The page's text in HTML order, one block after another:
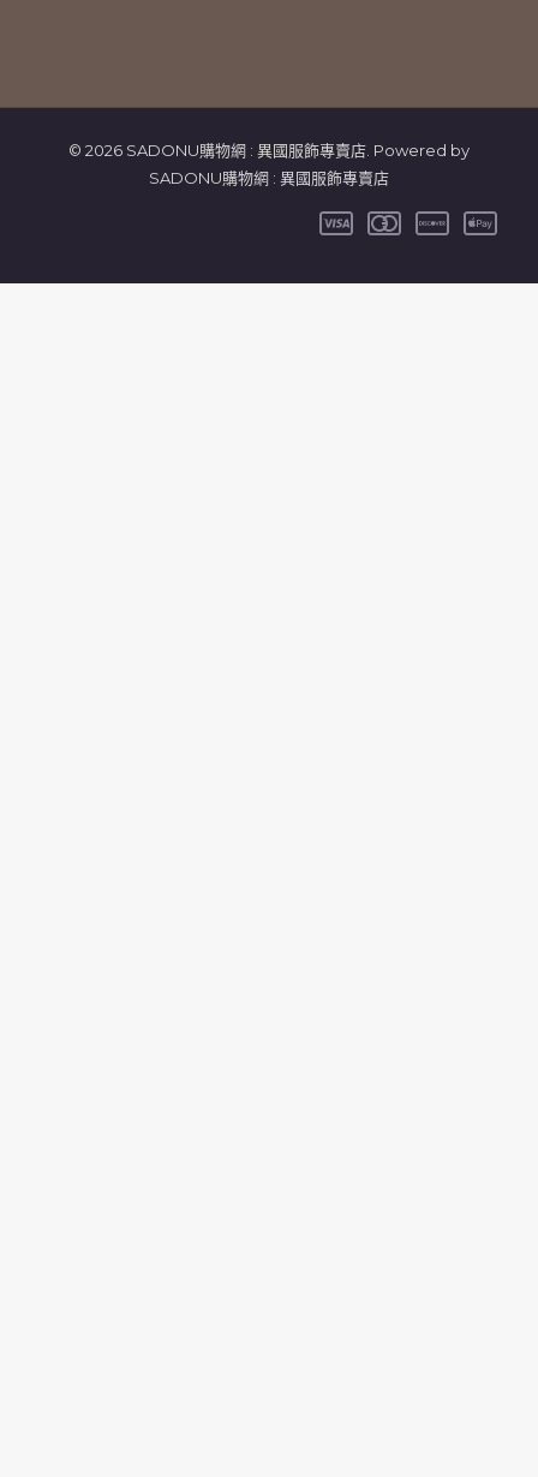
© 2026 SADONU購物網 : 異國服飾專賣店. Powered by
SADONU購物網 : 異國服飾專賣店